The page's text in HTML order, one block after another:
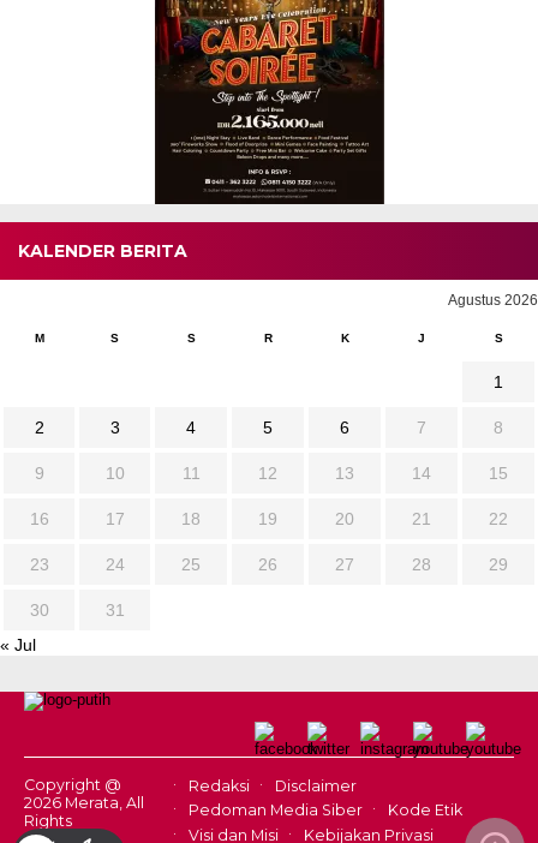
KALENDER BERITA
Agustus 2026
M S S R K J S
1
2 3 4 5 6 7 8
9 10 11 12 13 14 15
16 17 18 19 20 21 22
23 24 25 26 27 28 29
30
31
« Jul
Copyright @
2026 Merata, All
Rights
Reserved
Redaksi
Disclaimer
Pedoman Media Siber
Kode Etik
Visi dan Misi
Kebijakan Privasi